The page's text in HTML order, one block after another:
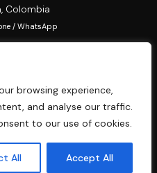
browsing experience,
and analyse our traffic.
to our use of cookies.
All Accept All
Colombia
/ WhatsApp